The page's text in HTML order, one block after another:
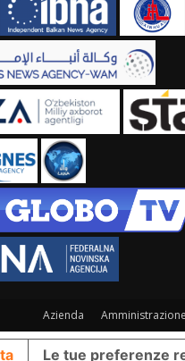
Azienda
Le tue preferenze